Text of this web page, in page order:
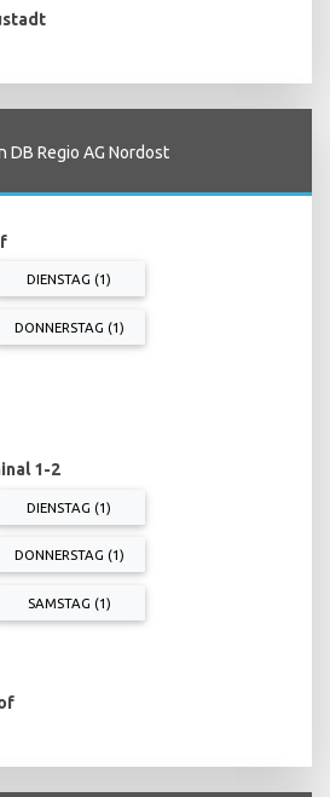
Regio AG Nordost
DIENSTAG (1)
DONNERSTAG (1)
1-2
DIENSTAG (1)
DONNERSTAG (1)
SAMSTAG (1)